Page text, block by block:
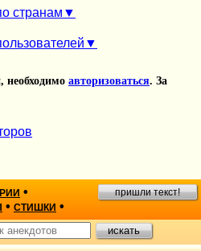
странам
необходимо авторизоваться. За
•
• СТИШКИ •
пришли текст!